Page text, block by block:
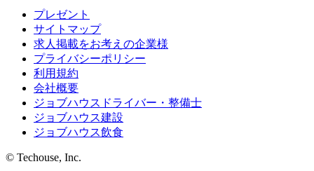
プレゼント
サイトマップ
求人掲載をお考えの企業様
プライバシーポリシー
利用規約
会社概要
ジョブハウスドライバー・整備士
ジョブハウス建設
ジョブハウス飲食
© Techouse, Inc.